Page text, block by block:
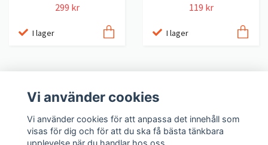
299 kr
I lager
119 kr
I lager
LexNox Hundshop
Köpvillkor
Vi använder cookies
Vi använder cookies för att anpassa det innehåll som
visas för dig och för att du ska få bästa tänkbara
upplevelse när du handlar hos oss.